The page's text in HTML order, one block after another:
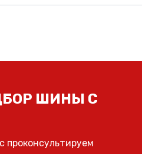
ШИНЫ С
проконсультируем